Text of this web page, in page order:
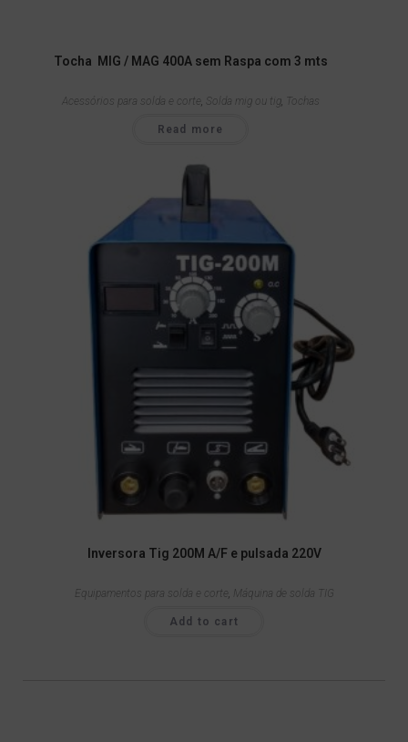
Tocha MIG / MAG 400A sem Raspa com 3 mts
Acessórios para solda e corte, Solda mig ou tig, Tochas
Read more
Inversora Tig 200M A/F e pulsada 220V
Equipamentos para solda e corte, Máquina de solda TIG
Add to cart